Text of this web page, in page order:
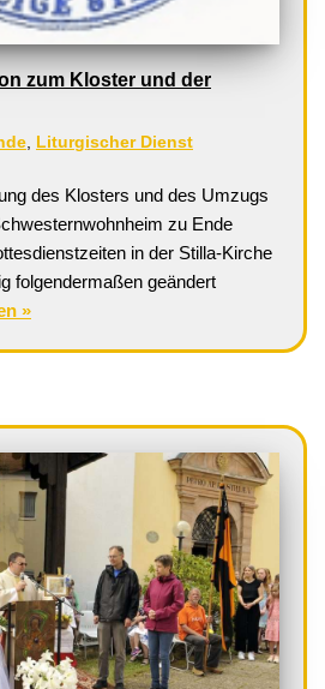
zum Kloster und der
, Liturgischer Dienst
des Klosters und des Umzugs
zu Ende
in der Stilla-Kirche
folgendermaßen geändert
»